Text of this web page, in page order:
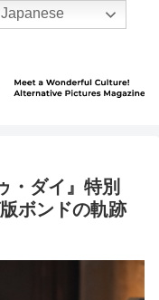
・ダイ』特別
ボンドの軌跡
Japanese